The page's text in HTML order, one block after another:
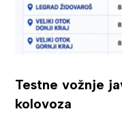
Testne vožnje
kolovoza